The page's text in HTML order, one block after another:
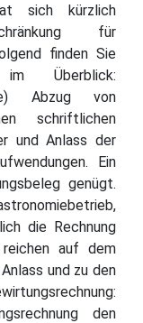
sich kürzlich
für
finden Sie
Überblick:
Abzug von
schriftlichen
und Anlass der
Ein
genügt.
die Rechnung
auf dem
und zu den
den